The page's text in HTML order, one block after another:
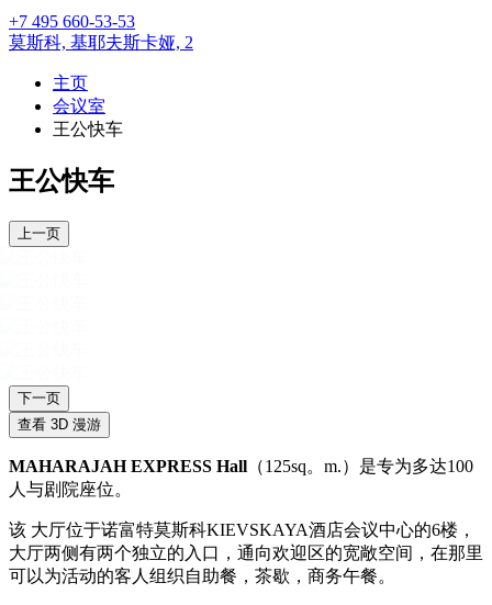
+7 495 660-53-53
莫斯科, 基耶夫斯卡娅, 2
主页
会议室
王公快车
王公快车
上一页
下一页
查看 3D 漫游
MAHARAJAH EXPRESS Hall （125sq。m.）是专为多达100
人与剧院座位。
该 大厅位于诺富特莫斯科KIEVSKAYA酒店会议中心的6楼，
大厅两侧有两个独立的入口，通向欢迎区的宽敞空间，在那里
可以为活动的客人组织自助餐，茶歇，商务午餐。